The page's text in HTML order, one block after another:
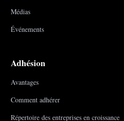
Médias
Événements
Adhésion
Avantages
Comment adhérer
Répertoire des entreprises en croissance